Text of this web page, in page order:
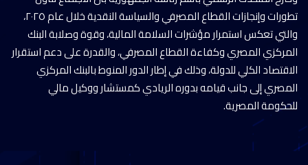
تطورات وإنجازات القطاع المصرفي والسياسة النقدية خلال عام ٢٠٢٥،
والتي تعكس استمرار مؤشرات السلامة المالية، وقوة وصلابة البنك
المركزي المصري وكفاءة القطاع المصرفي، والقدرة على دعم استقرار
الاقتصاد الكلي للدولة، وذلك في إطار الدور المنوط بالبنك المركزي
المصري إلى جانب قيامه بدوره الريادي كمستشار ووكيل مالي
للحكومة المصرية.